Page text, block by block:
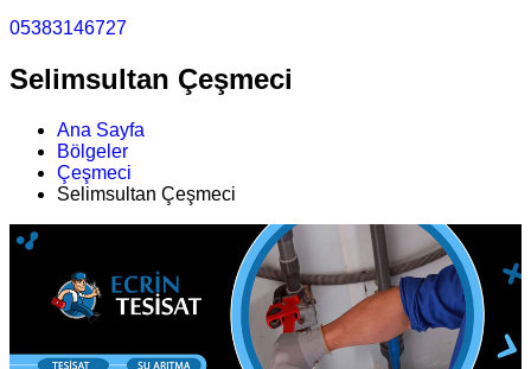
05383146727
Selimsultan Çeşmeci
Ana Sayfa
Bölgeler
Çeşmeci
Selimsultan Çeşmeci